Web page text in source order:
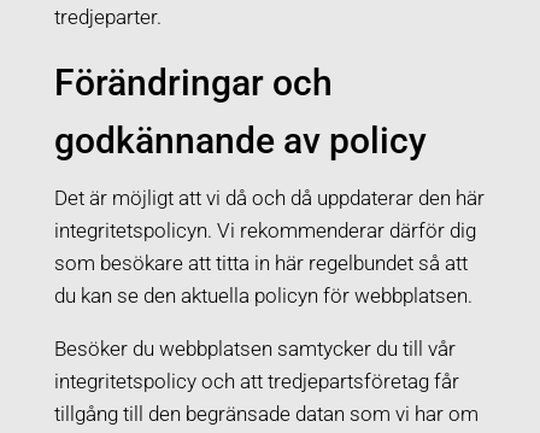
tredjeparter.
Förändringar och
godkännande av policy
Det är möjligt att vi då och då uppdaterar den här
integritetspolicyn. Vi rekommenderar därför dig
som besökare att titta in här regelbundet så att
du kan se den aktuella policyn för webbplatsen.
Besöker du webbplatsen samtycker du till vår
integritetspolicy och att tredjepartsföretag får
tillgång till den begränsade datan som vi har om